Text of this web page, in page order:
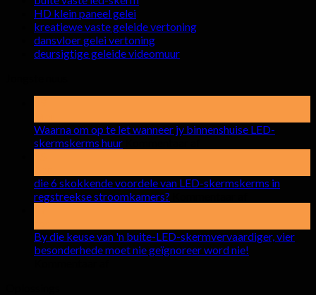
HD klein paneel gelei
kreatiewe vaste geleide vertoning
dansvloer gelei vertoning
deursigtige geleide videomuur
Waarna om op te let wanneer jy binnenshuise LED-
skermskerms huur
op
jy
binnenshuise
die 6 skokkende voordele van LED-skermskerms in
regstreekse stroomkamers?
skokkende
voordele
By die keuse van 'n buite-LED-skermvervaardiger, vier
besonderhede moet nie geïgnoreer word nie!